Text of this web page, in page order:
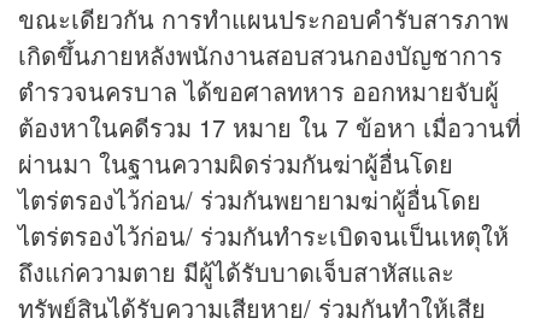
ขณะเดียวกัน การทำแผนประกอบคำรับสารภาพ
เกิดขึ้นภายหลังพนักงานสอบสวนกองบัญชาการ
ตำรวจนครบาล ได้ขอศาลทหาร ออกหมายจับผู้
ต้องหาในคดีรวม 17 หมาย ใน 7 ข้อหา เมื่อวานที่
ผ่านมา ในฐานความผิดร่วมกันฆ่าผู้อื่นโดย
ไตร่ตรองไว้ก่อน/ ร่วมกันพยายามฆ่าผู้อื่นโดย
ไตร่ตรองไว้ก่อน/ ร่วมกันทำระเบิดจนเป็นเหตุให้
ถึงแก่ความตาย มีผู้ได้รับบาดเจ็บสาหัสและ
ทรัพย์สินได้รับความเสียหาย/ ร่วมกันทำให้เสีย